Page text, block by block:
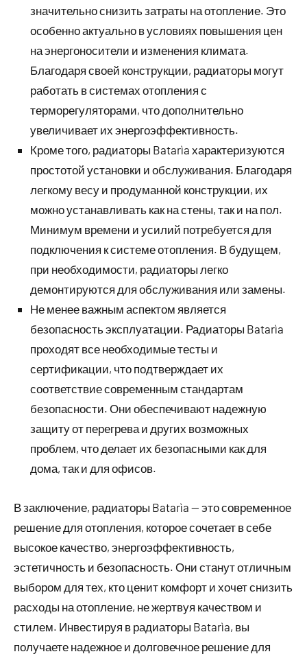
значительно снизить затраты на отопление. Это
особенно актуально в условиях повышения цен
на энергоносители и изменения климата.
Благодаря своей конструкции, радиаторы могут
работать в системах отопления с
терморегуляторами, что дополнительно
увеличивает их энергоэффективность.
Кроме того, радиаторы Batarìa характеризуются
простотой установки и обслуживания. Благодаря
легкому весу и продуманной конструкции, их
можно устанавливать как на стены, так и на пол.
Минимум времени и усилий потребуется для
подключения к системе отопления. В будущем,
при необходимости, радиаторы легко
демонтируются для обслуживания или замены.
Не менее важным аспектом является
безопасность эксплуатации. Радиаторы Batarìa
проходят все необходимые тесты и
сертификации, что подтверждает их
соответствие современным стандартам
безопасности. Они обеспечивают надежную
защиту от перегрева и других возможных
проблем, что делает их безопасными как для
дома, так и для офисов.
В заключение, радиаторы Batarìa — это современное
решение для отопления, которое сочетает в себе
высокое качество, энергоэффективность,
эстетичность и безопасность. Они станут отличным
выбором для тех, кто ценит комфорт и хочет снизить
расходы на отопление, не жертвуя качеством и
стилем. Инвестируя в радиаторы Batarìa, вы
получаете надежное и долговечное решение для